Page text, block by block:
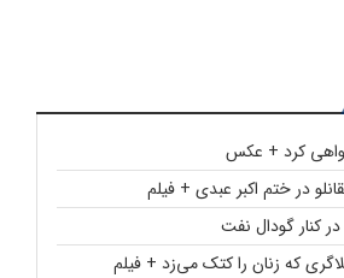
کرد + عکس
در ختم اکبر عبدی + فیلم
کنار گودال نفت
که زنان را کتک می‌زد + فیلم